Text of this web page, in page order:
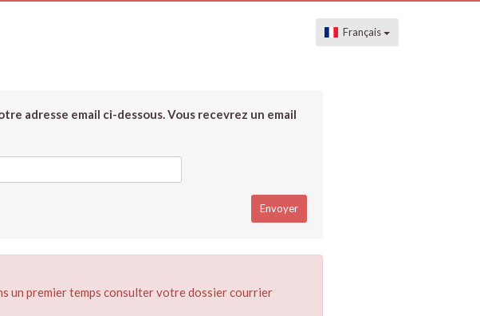
Français
adresse email ci-dessous. Vous recevrez un email
un premier temps consulter votre dossier courrier